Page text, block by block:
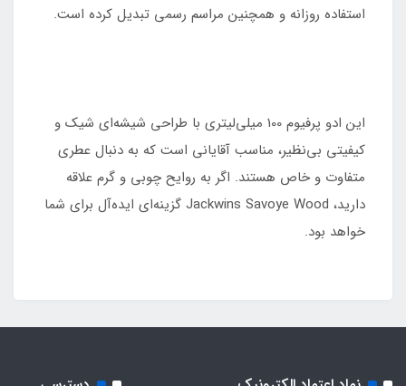
استفاده روزانه و همچنین مراسم رسمی تبدیل کرده است.
این ادو پرفیوم 100 میلی‌لیتری با طراحی شیشه‌ای شیک و
کیفیتی بی‌نظیر، مناسب آقایانی است که به دنبال عطری
متفاوت و خاص هستند. اگر به روایح چوبی و گرم علاقه
دارید، Jackwins Savoye Wood گزینه‌ای ایده‌آل برای شما
خواهد بود.